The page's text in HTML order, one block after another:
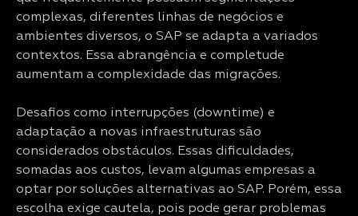
complexas, diferentes linhas de negócios e
ambientes diversos, o SAP se adapta a variados
contextos. Essa abrangência e completude
aumentam a complexidade das migrações.
Desafios como interrupções (downtime) e
adaptação a novas infraestruturas são
considerados obstáculos. Essas dificuldades,
somadas aos custos, levam algumas empresas a
optar por soluções alternativas ao SAP. Porém, essa
escolha exige cautela, pois pode gerar problemas